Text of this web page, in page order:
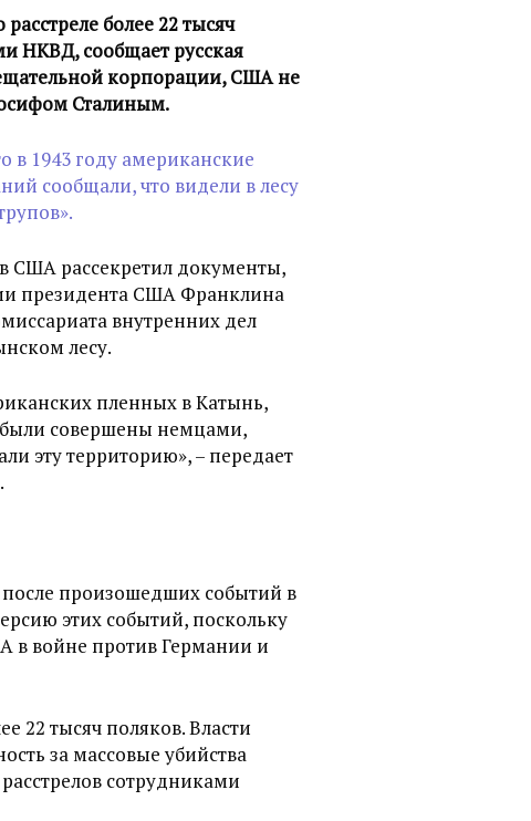
более 22 тысяч
НКВД, сообщает русская
корпорации, США не
Сталиным.
в 1943 году американские
сообщали, что видели в лесу
США рассекретил документы,
президента США Франклина
внутренних дел
лесу.
пленных в Катынь,
были совершены немцами,
эту территорию», – передает
произошедших событий в
этих событий, поскольку
в войне против Германии и
22 тысяч поляков. Власти
за массовые убийства
сотрудниками